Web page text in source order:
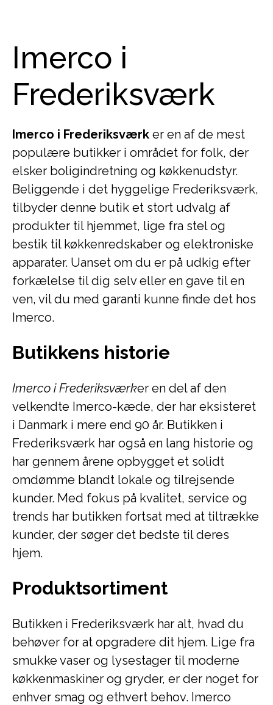
Imerco i
Frederiksværk
Imerco i Frederiksværk er en af de mest
populære butikker i området for folk, der
elsker boligindretning og køkkenudstyr.
Beliggende i det hyggelige Frederiksværk,
tilbyder denne butik et stort udvalg af
produkter til hjemmet, lige fra stel og
bestik til køkkenredskaber og elektroniske
apparater. Uanset om du er på udkig efter
forkælelse til dig selv eller en gave til en
ven, vil du med garanti kunne finde det hos
Imerco.
Butikkens historie
Imerco i Frederiksværker en del af den
velkendte Imerco-kæde, der har eksisteret
i Danmark i mere end 90 år. Butikken i
Frederiksværk har også en lang historie og
har gennem årene opbygget et solidt
omdømme blandt lokale og tilrejsende
kunder. Med fokus på kvalitet, service og
trends har butikken fortsat med at tiltrække
kunder, der søger det bedste til deres
hjem.
Produktsortiment
Butikken i Frederiksværk har alt, hvad du
behøver for at opgradere dit hjem. Lige fra
smukke vaser og lysestager til moderne
køkkenmaskiner og gryder, er der noget for
enhver smag og ethvert behov. Imerco